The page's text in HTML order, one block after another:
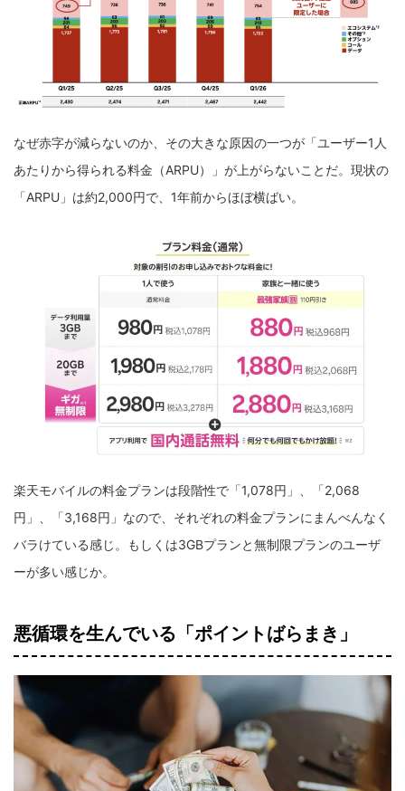
なぜ赤字が減らないのか、その大きな原因の一つが「ユーザー1人
あたりから得られる料金（ARPU）」が上がらないことだ。現状の
「ARPU」は約2,000円で、1年前からほぼ横ばい。
楽天モバイルの料金プランは段階性で「1,078円」、「2,068
円」、「3,168円」なので、それぞれの料金プランにまんべんなく
バラけている感じ。もしくは3GBプランと無制限プランのユーザ
ーが多い感じか。
悪循環を生んでいる「ポイントばらまき」